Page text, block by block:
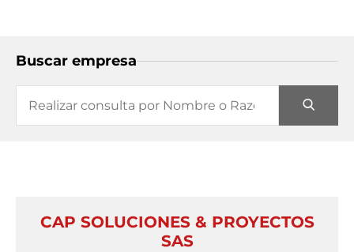
Buscar empresa
CAP SOLUCIONES & PROYECTOS
SAS